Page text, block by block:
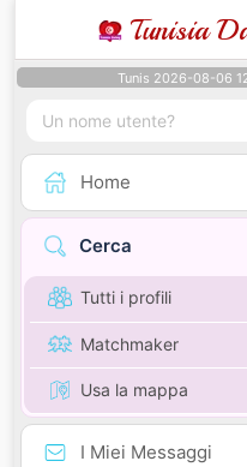
Tunisia
Tunis 2026-08-06
Home
Cerca
Tutti i profili
Matchmaker
Usa la mappa
I Miei Messaggi